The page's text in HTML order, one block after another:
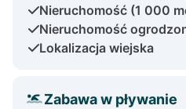
Nieruchomość (1 000
Nieruchomość
Lokalizacja wiejska
Zabawa w pływanie